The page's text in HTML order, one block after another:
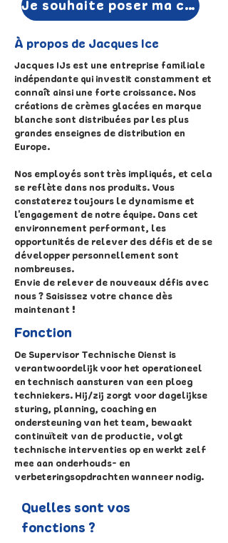
Je souhaite poser ma candidature
À propos de Jacques Ice
Jacques IJs est une entreprise familiale
indépendante qui investit constamment et
connaît ainsi une forte croissance. Nos
créations de crèmes glacées en marque
blanche sont distribuées par les plus
grandes enseignes de distribution en
Europe.
Nos employés sont très impliqués, et cela
se reflète dans nos produits. Vous
constaterez toujours le dynamisme et
l'engagement de notre équipe. Dans cet
environnement performant, les
opportunités de relever des défis et de se
développer personnellement sont
nombreuses.
Envie de relever de nouveaux défis avec
nous ? Saisissez votre chance dès
maintenant !
Fonction
De Supervisor Technische Dienst is
verantwoordelijk voor het operationeel
en technisch aansturen van een ploeg
techniekers. Hij/zij zorgt voor dagelijkse
sturing, planning, coaching en
ondersteuning van het team, bewaakt
continuïteit van de productie, volgt
technische interventies op en werkt zelf
mee aan onderhouds- en
verbeteringsopdrachten wanneer nodig.
Quelles sont vos
fonctions ?